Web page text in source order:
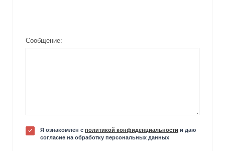
Сообщение:
Я ознакомлен с политикой конфиденциальности и даю
согласие на обработку персональных данных